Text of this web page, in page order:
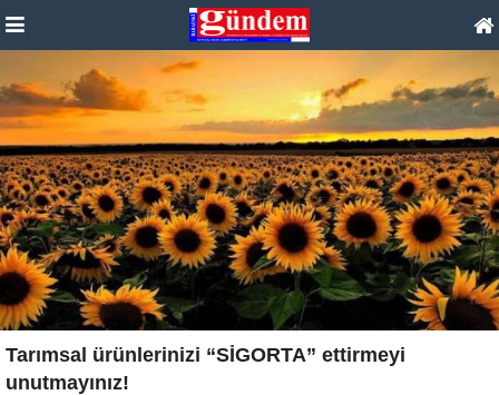
Tarımsal ürünlerinizi “SİGORTA” ettirmeyi
unutmayınız!